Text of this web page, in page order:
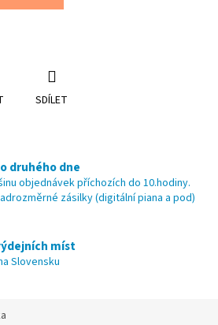
SDÍLET
druhého dne
objednávek příchozích do 10.hodiny.
zásilky (digitální piana a pod)
míst
Slovensku